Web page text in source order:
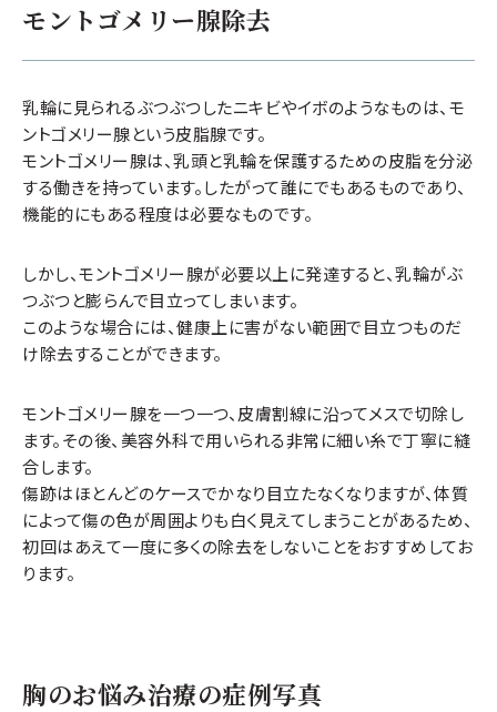
モントゴメリー腺除去
乳輪に見られるぶつぶつしたニキビやイボのようなものは、モ
ントゴメリー腺という皮脂腺です。
モントゴメリー腺は、乳頭と乳輪を保護するための皮脂を分泌
する働きを持っています。したがって誰にでもあるものであり、
機能的にもある程度は必要なものです。
しかし、モントゴメリー腺が必要以上に発達すると、乳輪がぶ
つぶつと膨らんで目立ってしまいます。
このような場合には、健康上に害がない範囲で目立つものだ
け除去することができます。
モントゴメリー腺を一つ一つ、皮膚割線に沿ってメスで切除し
ます。その後、美容外科で用いられる非常に細い糸で丁寧に縫
合します。
傷跡はほとんどのケースでかなり目立たなくなりますが、体質
によって傷の色が周囲よりも白く見えてしまうことがあるため、
初回はあえて一度に多くの除去をしないことをおすすめしてお
ります。
胸のお悩み治療の症例写真